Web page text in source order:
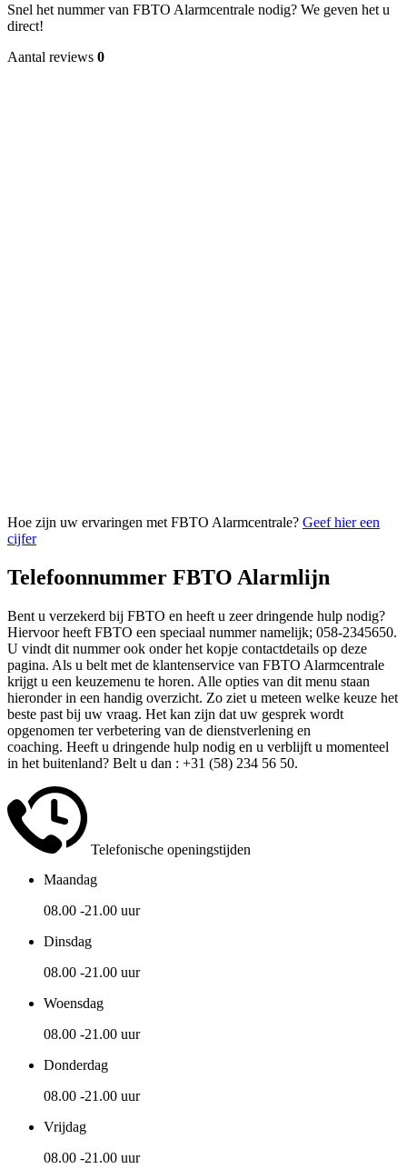
Snel het nummer van FBTO Alarmcentrale nodig? We geven het u
direct!
Aantal reviews 0
Hoe zijn uw ervaringen met FBTO Alarmcentrale? Geef hier een
cijfer
Telefoonnummer FBTO Alarmlijn
Bent u verzekerd bij FBTO en heeft u zeer dringende hulp nodig?
Hiervoor heeft FBTO een speciaal nummer namelijk; 058-2345650.
U vindt dit nummer ook onder het kopje contactdetails op deze
pagina. Als u belt met de klantenservice van FBTO Alarmcentrale
krijgt u een keuzemenu te horen. Alle opties van dit menu staan
hieronder in een handig overzicht. Zo ziet u meteen welke keuze het
beste past bij uw vraag. Het kan zijn dat uw gesprek wordt
opgenomen ter verbetering van de dienstverlening en
coaching. Heeft u dringende hulp nodig en u verblijft u momenteel
in het buitenland? Belt u dan : +31 (58) 234 56 50.
Telefonische openingstijden
Maandag
08.00 -21.00 uur
Dinsdag
08.00 -21.00 uur
Woensdag
08.00 -21.00 uur
Donderdag
08.00 -21.00 uur
Vrijdag
08.00 -21.00 uur